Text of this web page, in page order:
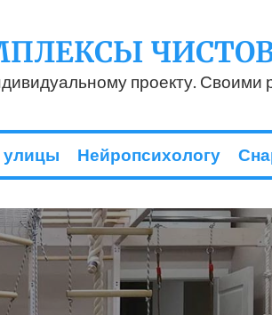
проекту. Своими
улицы Нейропсихологу